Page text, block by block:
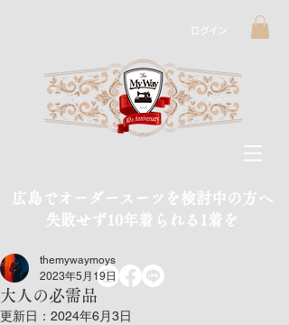
ログイン
広島でオーダースーツを検討中の方へ
​失敗せず10年着られる1着を
大人の必需品
themywaymoys
2023年5月19日
更新日： 2024年6月3日